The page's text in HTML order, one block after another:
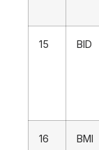
15 BID
16 BMI